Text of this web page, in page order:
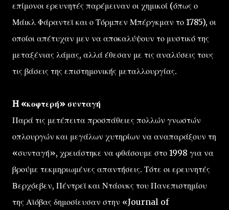
επίμονοι ερευνητές παρέμειναν οι χημικοί (όπως ο
Μάικλ Φάραντεϊ και ο Τόρμπεν Μπέργκμαν το 1785), οι
οποίοι απέτυχαν μεν να αποκαλύψουν το μυστικό της
μεταξένιας λάμας, αλλά έθεσαν με τις αναλύσεις τους
τις βάσεις της επιστημονικής μεταλλουργίας.
H «κοφτερή» συνταγή
Παρά τις μετέπειτα προσπάθειες πολλών γνωστών
οπλουργών και μεγάλων χυτηρίων να αναπαράξουν τη
«συνταγή», χρειάστηκε να φθάσουμε στο 1998 για να
βρούμε τεκμηριωμένες απαντήσεις. Τότε οι ερευνητές
Βερχόεβεν, Πέντρεϊ και Ντάουκς του Πανεπιστημίου
της Αϊόβας δημοσίευσαν στην «Journal of